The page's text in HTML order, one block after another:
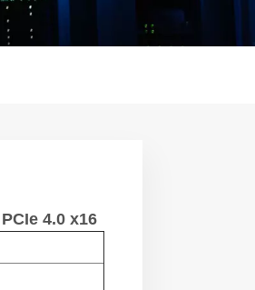
PCIe 4.0 x16